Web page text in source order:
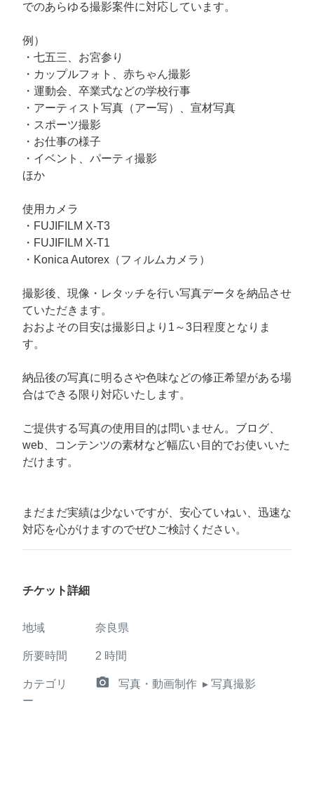
でのあらゆる撮影案件に対応しています。
例）
・七五三、お宮参り
・カップルフォト、赤ちゃん撮影
・運動会、卒業式などの学校行事
・アーティスト写真（アー写）、宣材写真
・スポーツ撮影
・お仕事の様子
・イベント、パーティ撮影
ほか
使用カメラ
・FUJIFILM X-T3
・FUJIFILM X-T1
・Konica Autorex（フィルムカメラ）
撮影後、現像・レタッチを行い写真データを納品させ
ていただきます。
おおよその目安は撮影日より1～3日程度となりま
す。
納品後の写真に明るさや色味などの修正希望がある場
合はできる限り対応いたします。
ご提供する写真の使用目的は問いません。ブログ、
web、コンテンツの素材など幅広い目的でお使いいた
だけます。
まだまだ実績は少ないですが、安心ていねい、迅速な
対応を心がけますのでぜひご検討ください。
チケット詳細
地域 奈良県
所要時間 2 時間
カテゴリ
ー
camera_alt 写真・動画制作 ▸ 写真撮影